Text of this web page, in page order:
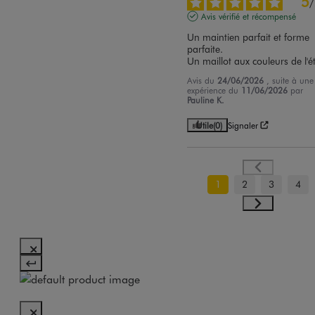
Avis vérifié et récompensé
Un maintien parfait et forme
parfaite.
Un maillot aux couleurs de
Avis du 24/06/2026 , suite à une
expérience du 11/06/2026 par
Pauline K.
Utile(0) Signaler
1 2 3 4